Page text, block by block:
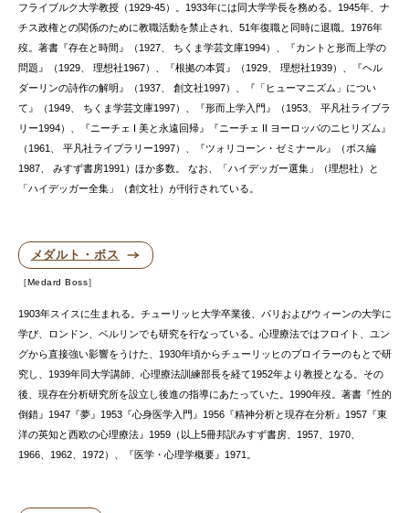
フライブルク大学教授（1929-45）。1933年には同大学学長を務める。1945年、ナ
チス政権との関係のために教職活動を禁止され、51年復職と同時に退職。1976年
歿。著書『存在と時間』（1927、 ちくま学芸文庫1994）、『カントと形而上学の
問題』（1929、 理想社1967）、『根拠の本質』（1929、 理想社1939）、『ヘル
ダーリンの詩作の解明』（1937、 創文社1997）、『「ヒューマニズム」につい
て』（1949、 ちくま学芸文庫1997）、『形而上学入門』（1953、 平凡社ライブラ
リー1994）、『ニーチェ I 美と永遠回帰』『ニーチェ II ヨーロッパのニヒリズム』
（1961、 平凡社ライブラリー1997）、『ツォリコーン・ゼミナール』（ボス編
1987、 みすず書房1991）ほか多数。 なお、「ハイデッガー選集」（理想社）と
「ハイデッガー全集」（創文社）が刊行されている。
メダルト・ボス
Medard Boss
1903年スイスに生まれる。チューリッヒ大学卒業後、パリおよびウィーンの大学に
学び、ロンドン、ベルリンでも研究を行なっている。心理療法ではフロイト、ユン
グから直接強い影響をうけた、1930年頃からチューリッヒのブロイラーのもとで研
究し、1939年同大学講師、心理療法訓練部長を経て1952年より教授となる。その
後、現存在分析研究所を設立し後進の指導にあたっていた。1990年歿。著書『性的
倒錯』1947『夢』1953『心身医学入門』1956『精神分析と現存在分析』1957『東
洋の英知と西欧の心理療法』1959（以上5冊邦訳みすず書房、1957、1970、
1966、1962、1972）、『医学・心理学概要』1971。